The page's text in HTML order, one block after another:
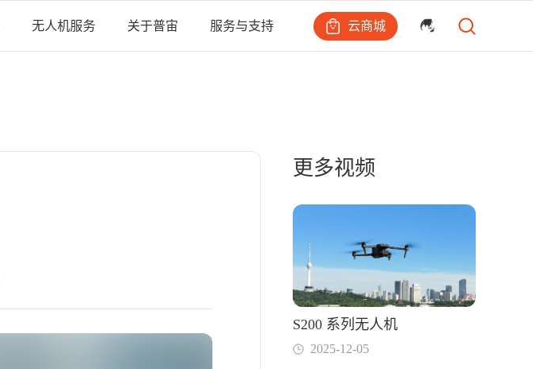
无人机服务 关于普宙 服务与支持 云商城
更多视频
S200 系列无人机
2025-12-05